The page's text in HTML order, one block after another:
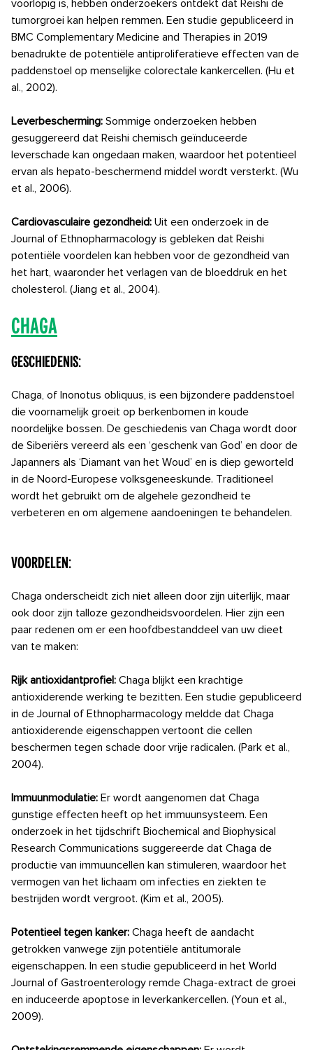
voorlopig is, hebben onderzoekers ontdekt dat Reishi de
tumorgroei kan helpen remmen. Een studie gepubliceerd in
BMC Complementary Medicine and Therapies in 2019
benadrukte de potentiële antiproliferatieve effecten van de
paddenstoel op menselijke colorectale kankercellen. (Hu et
al., 2002).
Leverbescherming: Sommige onderzoeken hebben
gesuggereerd dat Reishi chemisch geïnduceerde
leverschade kan ongedaan maken, waardoor het potentieel
ervan als hepato-beschermend middel wordt versterkt. (Wu
et al., 2006).
Cardiovasculaire gezondheid: Uit een onderzoek in de
Journal of Ethnopharmacology is gebleken dat Reishi
potentiële voordelen kan hebben voor de gezondheid van
het hart, waaronder het verlagen van de bloeddruk en het
cholesterol. (Jiang et al., 2004).
Chaga
Geschiedenis:
Chaga, of Inonotus obliquus, is een bijzondere paddenstoel
die voornamelijk groeit op berkenbomen in koude
noordelijke bossen. De geschiedenis van Chaga wordt door
de Siberiërs vereerd als een ‘geschenk van God’ en door de
Japanners als ‘Diamant van het Woud’ en is diep geworteld
in de Noord-Europese volksgeneeskunde. Traditioneel
wordt het gebruikt om de algehele gezondheid te
verbeteren en om algemene aandoeningen te behandelen.
Voordelen:
Chaga onderscheidt zich niet alleen door zijn uiterlijk, maar
ook door zijn talloze gezondheidsvoordelen. Hier zijn een
paar redenen om er een hoofdbestanddeel van uw dieet
van te maken:
Rijk antioxidantprofiel: Chaga blijkt een krachtige
antioxiderende werking te bezitten. Een studie gepubliceerd
in de Journal of Ethnopharmacology meldde dat Chaga
antioxiderende eigenschappen vertoont die cellen
beschermen tegen schade door vrije radicalen. (Park et al.,
2004).
Immuunmodulatie: Er wordt aangenomen dat Chaga
gunstige effecten heeft op het immuunsysteem. Een
onderzoek in het tijdschrift Biochemical and Biophysical
Research Communications suggereerde dat Chaga de
productie van immuuncellen kan stimuleren, waardoor het
vermogen van het lichaam om infecties en ziekten te
bestrijden wordt vergroot. (Kim et al., 2005).
Potentieel tegen kanker: Chaga heeft de aandacht
getrokken vanwege zijn potentiële antitumorale
eigenschappen. In een studie gepubliceerd in het World
Journal of Gastroenterology remde Chaga-extract de groei
en induceerde apoptose in leverkankercellen. (Youn et al.,
2009).